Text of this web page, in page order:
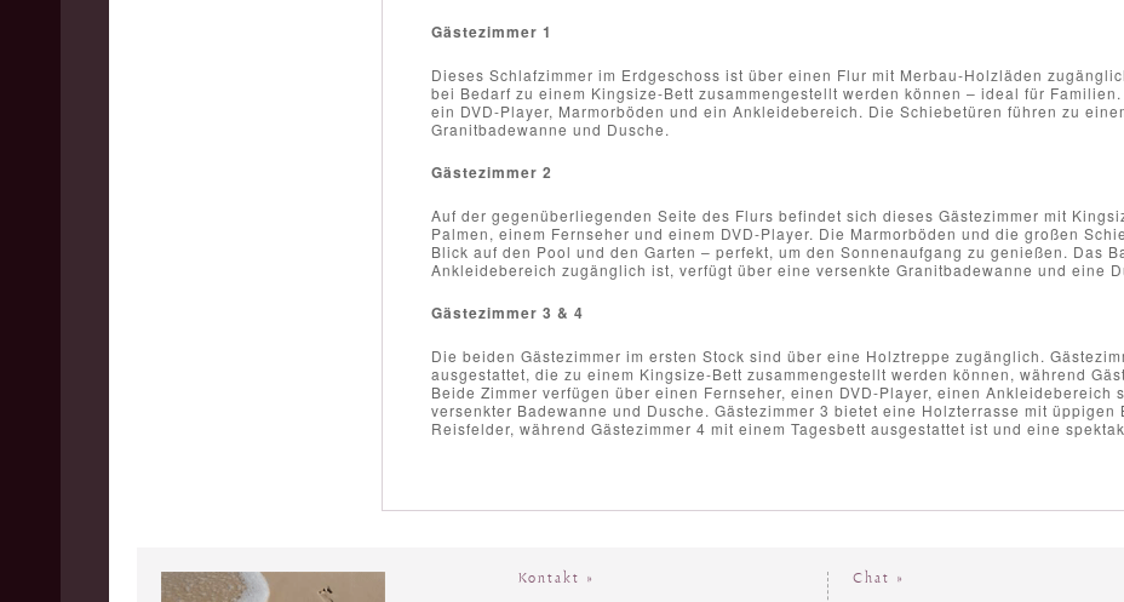
Gästezimmer 1
Dieses Schlafzimmer im Erdgeschoss ist über einen Flur mit Merbau-Holzläden
bei Bedarf zu einem Kingsize-Bett zusammengestellt werden können – ideal für
ein DVD-Player, Marmorböden und ein Ankleidebereich. Die Schiebetüren führen zu
Granitbadewanne und Dusche.
Gästezimmer 2
Auf der gegenüberliegenden Seite des Flurs befindet sich dieses Gästezimmer mit
Palmen, einem Fernseher und einem DVD-Player. Die Marmorböden und die großen
Blick auf den Pool und den Garten – perfekt, um den Sonnenaufgang zu genießen. Das
Ankleidebereich zugänglich ist, verfügt über eine versenkte Granitbadewanne und eine
Gästezimmer 3 & 4
Die beiden Gästezimmer im ersten Stock sind über eine Holztreppe zugänglich.
ausgestattet, die zu einem Kingsize-Bett zusammengestellt werden können, während
Beide Zimmer verfügen über einen Fernseher, einen DVD-Player, einen Ankleidebereich
versenkter Badewanne und Dusche. Gästezimmer 3 bietet eine Holzterrasse mit
Reisfelder, während Gästezimmer 4 mit einem Tagesbett ausgestattet ist und eine
Kontakt » Chat »